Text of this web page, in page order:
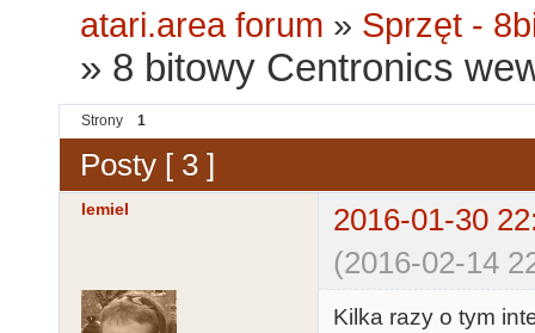
atari.area forum » Sprzęt -
» 8 bitowy Centronics
Strony 1
Posty [ 3 ]
lemiel
2016-01-30
(2016-02-14
Kilka razy o tym